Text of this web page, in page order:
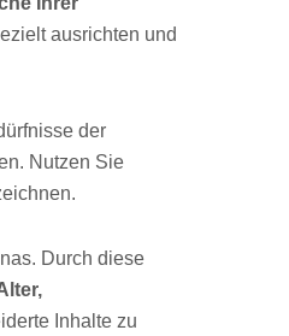
ausrichten und
der
Nutzen Sie
Durch diese
Inhalte zu